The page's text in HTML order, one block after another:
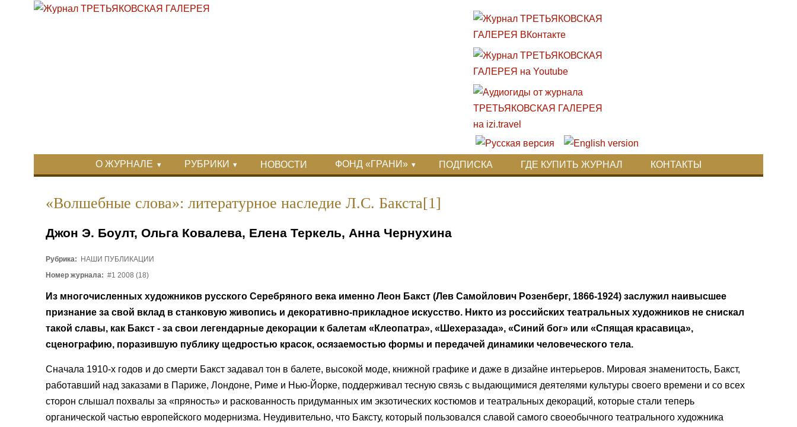
Перейти к основному содержанию
Skip to search
О ЖУРНАЛЕ РУБРИКИ НОВОСТИ ФОНД «ГРАНИ» ПОДПИСКА ГДЕ КУПИТЬ ЖУРНАЛ КОНТАКТЫ
«Волшебные слова»: литературное наследие Л.С. Бакста[1]
Джон Э. Боулт, Ольга Ковалева, Елена Теркель, Анна Чернухина
Рубрика:
НАШИ ПУБЛИКАЦИИ
Номер журнала: #1 2008 (18)
Из многочисленных художников русского Серебряного века именно Леон Бакст (Лев Самойлович Розенберг, 1866-1924) заслужил наивысшее
признание за свой вклад в станковую живопись и декоративно-прикладное искусство. Никто из российских театральных художников не снискал
такой славы, как Бакст - за свои легендарные декорации к балетам «Клеопатра», «Шехеразада», «Синий бог» или «Спящая красавица»,
сценографию, поразившую публику щедростью красок, осязаемостью формы и передачей динамики человеческого тела.
Сначала 1910-х годов и до смерти Бакст задавал тон в балете, высокой моде, книжной графике и даже в дизайне интерьеров. Мировая знаменитость, Бакст,
работавший над заказами в Париже, Лондоне, Риме и Нью-Йорке, поддерживал тесную связь с выдающимися деятелями культуры своего времени и со всех
сторон слышал похвалы за «пряность» и раскованность придуманных им экзотических костюмов и театральных декораций, которые стали теперь
органической частью европейского модернизма. Неудивительно, что Баксту, который пользовался славой самого своеобычного театрального художника